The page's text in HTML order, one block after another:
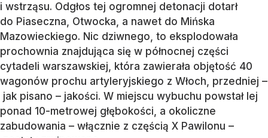
i wstrząsu. Odgłos tej ogromnej detonacji dotarł
do Piaseczna, Otwocka, a nawet do Mińska
Mazowieckiego. Nic dziwnego, to eksplodowała
prochownia znajdująca się w północnej części
cytadeli warszawskiej, która zawierała objętość 40
wagonów prochu artyleryjskiego z Włoch, przedniej –
jak pisano – jakości. W miejscu wybuchu powstał lej
ponad 10-metrowej głębokości, a okoliczne
zabudowania – włącznie z częścią X Pawilonu –